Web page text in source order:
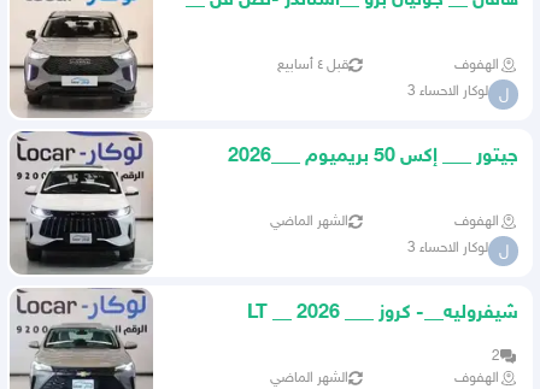
الهفوف قبل ٤ أسابيع
ل لوكار الاحساء 3
جيتور ___ إكس 50 بريميوم ___2026
الهفوف الشهر الماضي
ل لوكار الاحساء 3
شيفروليه__- كروز ___ 2026 __ LT
2
الهفوف
الشهر الماضي